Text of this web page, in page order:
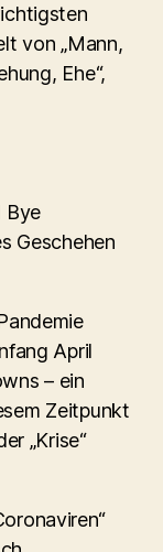
von „Mann,
Ehe“,
Bye
Geschehen
April
– ein
Zeitpunkt
„Krise“